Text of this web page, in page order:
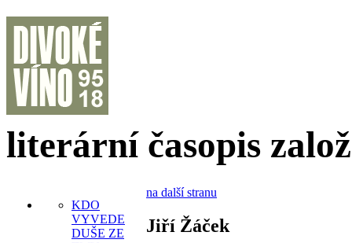
literární časopis
KDO
VYVEDE
DUŠE ZE
na další stranu
Jiří Žáček